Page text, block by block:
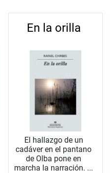
En la orilla
El hallazgo de un
cadáver en el pantano
de Olba pone en
marcha la narración. ...